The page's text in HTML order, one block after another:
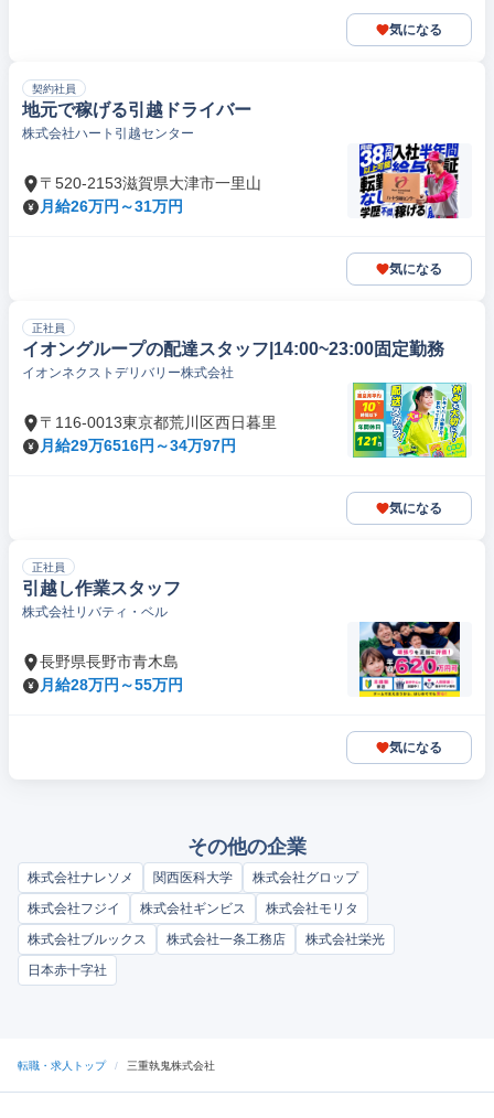
気になる
契約社員
地元で稼げる引越ドライバー
株式会社ハート引越センター
〒520-2153滋賀県大津市一里山
月給26万円～31万円
気になる
正社員
イオングループの配達スタッフ|14:00~23:00固定勤務
イオンネクストデリバリー株式会社
〒116-0013東京都荒川区西日暮里
月給29万6516円～34万97円
気になる
正社員
引越し作業スタッフ
株式会社リバティ・ベル
長野県長野市青木島
月給28万円～55万円
気になる
その他の企業
株式会社ナレソメ 関西医科大学
株式会社グロップ
株式会社フジイ
株式会社ギンビス
株式会社モリタ
株式会社ブルックス
株式会社一条工務店
株式会社栄光
日本赤十字社
転職・求人トップ / 三重執鬼株式会社